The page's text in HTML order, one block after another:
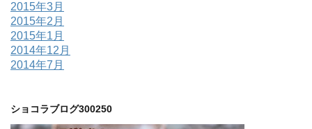
2015年3月
2015年2月
2015年1月
2014年12月
2014年7月
ショコラブログ300250